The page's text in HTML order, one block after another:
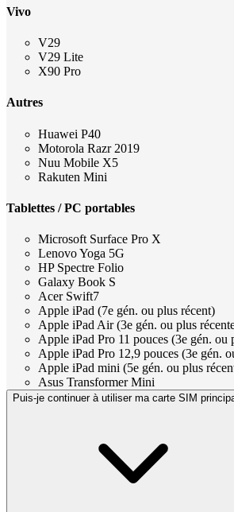
Vivo
V29
V29 Lite
X90 Pro
Autres
Huawei P40
Motorola Razr 2019
Nuu Mobile X5
Rakuten Mini
Tablettes / PC portables
Microsoft Surface Pro X
Lenovo Yoga 5G
HP Spectre Folio
Galaxy Book S
Acer Swift7
Apple iPad (7e gén. ou plus récent)
Apple iPad Air (3e gén. ou plus
Apple iPad Pro 11 pouces (3e gén. ou
Apple iPad Pro 12,9 pouces (3e gén.
Apple iPad mini (5e gén. ou plus
Asus Transformer Mini
Puis-je continuer à utiliser ma carte SIM